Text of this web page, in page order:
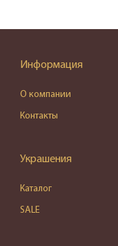
Информация
О компании
Контакты
Украшения
Каталог
SALE